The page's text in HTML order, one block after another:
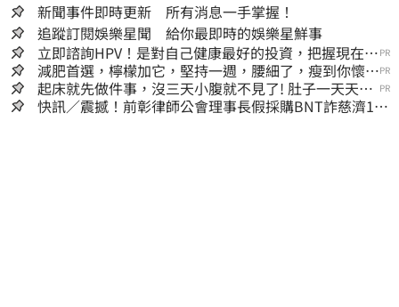
新聞事件即時更新 所有消息一手掌握！
追蹤訂閱娛樂星聞 給你最即時的娛樂星鮮事
立即諮詢HPV！是對自己健康最好的投資，把握現在不
嫌晚！
PR
減肥首選，檸檬加它，堅持一週，腰細了，瘦到你懷疑
人生
PR
起床就先做件事，沒三天小腹就不見了! 肚子一天天變
小！
PR
快訊／震撼！前彰律師公會理事長假採購BNT詐慈濟10